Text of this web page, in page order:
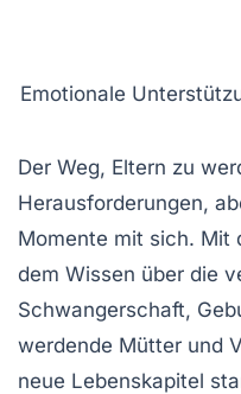
Emotionale
Der Weg, Eltern zu
Herausforderungen,
Momente mit sich. Mit
dem Wissen über die
Schwangerschaft,
werdende Mütter und
neue Lebenskapitel